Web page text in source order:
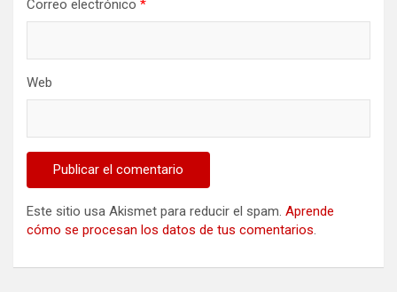
Correo electrónico *
Web
Este sitio usa Akismet para reducir el spam. Aprende
cómo se procesan los datos de tus comentarios.